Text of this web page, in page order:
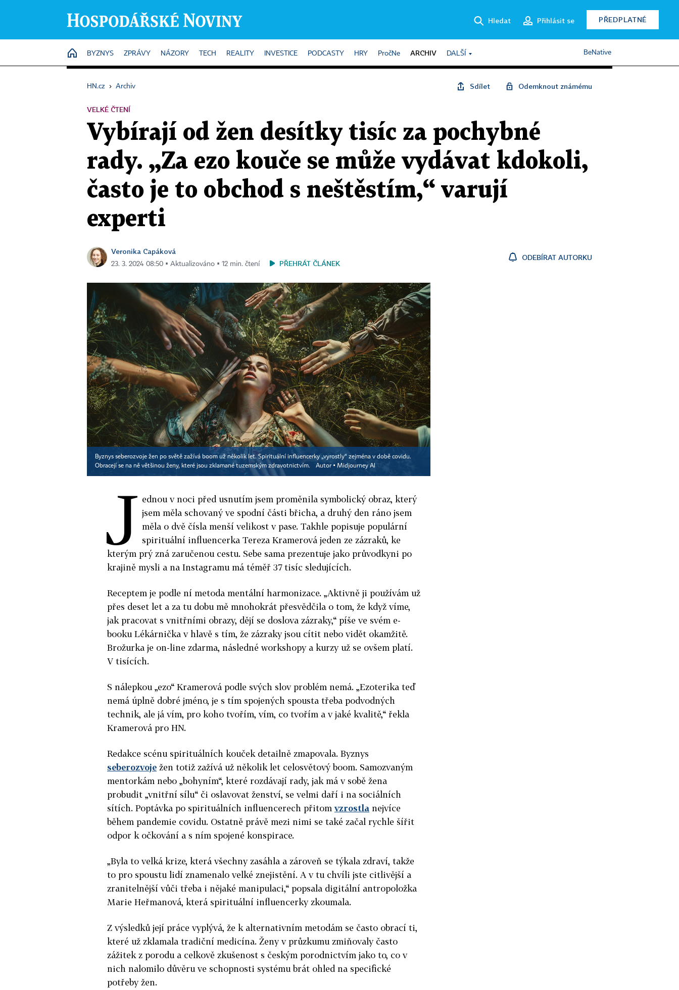
Hledat Přihlásit se PŘEDPLATNÉ
HOME
BYZNYS ZPRÁVY NÁZORY TECH REALITY INVESTICE PODCASTY HRY PročNe ARCHIV DALŠÍ BeNative
HN.cz › Archiv Sdílet Odemknout známému
VELKÉ ČTENÍ
Vybírají od žen desítky tisíc za pochybné
rady. „Za ezo kouče se může vydávat kdokoli,
často je to obchod s neštěstím,“ varují
experti
Veronika Capáková
23. 3. 2024 08:50 ▪ Aktualizováno ▪ 12 min. čtení PŘEHRÁT ČLÁNEK
ODEBÍRAT AUTORKU
Byznys seberozvoje žen po světě zažívá boom už několik let. Spirituální influencerky „vyrostly“ zejména v době covidu.
Obracejí se na ně většinou ženy, které jsou zklamané tuzemským zdravotnictvím.
Autor ▪ Midjourney AI
J ednou v noci před usnutím jsem proměnila symbolický obraz, který
jsem měla schovaný ve spodní části břicha, a druhý den ráno jsem
měla o dvě čísla menší velikost v pase. Takhle popisuje populární
spirituální influencerka Tereza Kramerová jeden ze zázraků, ke
kterým prý zná zaručenou cestu. Sebe sama prezentuje jako průvodkyni po
krajině mysli a na Instagramu má téměř 37 tisíc sledujících.
Receptem je podle ní metoda mentální harmonizace. „Aktivně ji používám už
přes deset let a za tu dobu mě mnohokrát přesvědčila o tom, že když víme,
jak pracovat s vnitřními obrazy, dějí se doslova zázraky,“ píše ve svém e-
booku Lékárnička v hlavě s tím, že zázraky jsou cítit nebo vidět okamžitě.
Brožurka je on-line zdarma, následné workshopy a kurzy už se ovšem platí.
V tisících.
S nálepkou „ezo“ Kramerová podle svých slov problém nemá. „Ezoterika teď
nemá úplně dobré jméno, je s tím spojených spousta třeba podvodných
technik, ale já vím, pro koho tvořím, vím, co tvořím a v jaké kvalitě,“ řekla
Kramerová pro HN.
Redakce scénu spirituálních kouček detailně zmapovala. Byznys
seberozvoje žen totiž zažívá už několik let celosvětový boom. Samozvaným
mentorkám nebo „bohyním“, které rozdávají rady, jak má v sobě žena
probudit „vnitřní sílu“ či oslavovat ženství, se velmi daří i na sociálních
sítích. Poptávka po spirituálních influencerech přitomvzrostla nejvíce
během pandemie covidu. Ostatně právě mezi nimi se také začal rychle šířit
odpor k očkování a s ním spojené konspirace.
„Byla to velká krize, která všechny zasáhla a zároveň se týkala zdraví, takže
to pro spoustu lidí znamenalo velké znejistění. A v tu chvíli jste citlivější a
zranitelnější vůči třeba i nějaké manipulaci,“ popsala digitální antropoložka
Marie Heřmanová, která spirituální influencerky zkoumala.
Z výsledků její práce vyplývá, že k alternativním metodám se často obrací ti,
které už zklamala tradiční medicína. Ženy v průzkumu zmiňovaly často
zážitek z porodu a celkově zkušenost s českým porodnictvím jako to, co v
nich nalomilo důvěru ve schopnosti systému brát ohled na specifické
potřeby žen.